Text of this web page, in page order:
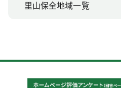
里山保全地域一覧